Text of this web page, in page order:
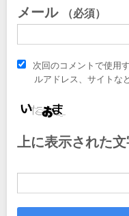
メール （必須）
次回のコメントで使用
ルアドレス、サイトな
上に表示された文